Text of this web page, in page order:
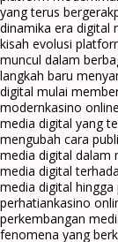
yang terus bergerak
dinamika era digital
kisah evolusi
muncul dalam
langkah baru
digital mulai
modernkasino
media digital yang
mengubah cara
media digital dalam
media digital
media digital
perhatiankasino
perkembangan
fenomena yang